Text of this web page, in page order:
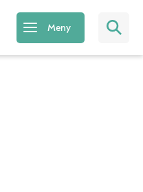
Meny